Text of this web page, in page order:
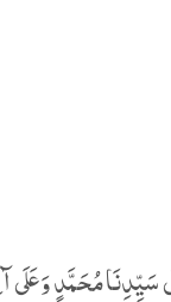
مُحَمَّدٍ وَعَلَى